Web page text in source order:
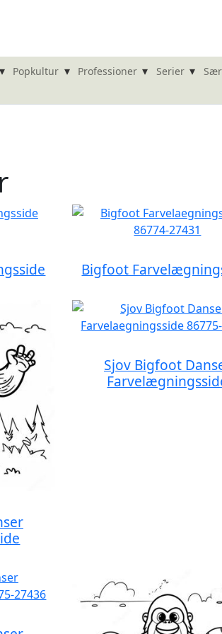
▾ Popkultur ▾ Professioner ▾ Serier ▾
Bigfoot
Sjov Bigfoot